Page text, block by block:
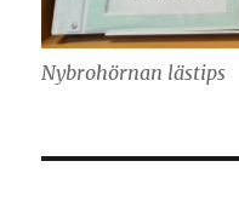
Nybrohörnan lästips